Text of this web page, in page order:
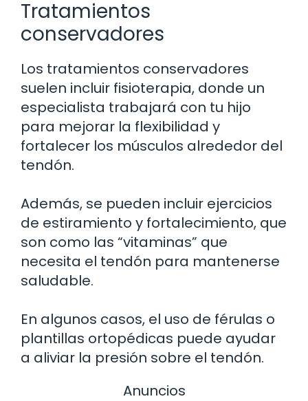
Tratamientos
conservadores
Los tratamientos conservadores
suelen incluir fisioterapia, donde un
especialista trabajará con tu hijo
para mejorar la flexibilidad y
fortalecer los músculos alrededor del
tendón.
Además, se pueden incluir ejercicios
de estiramiento y fortalecimiento, que
son como las “vitaminas” que
necesita el tendón para mantenerse
saludable.
En algunos casos, el uso de férulas o
plantillas ortopédicas puede ayudar
a aliviar la presión sobre el tendón.
Anuncios